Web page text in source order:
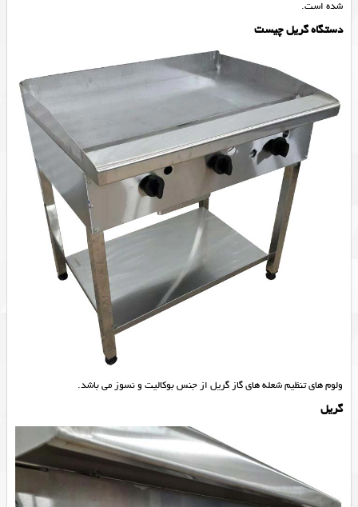
شده است.
دستگاه گریل چیست
ولوم های تنظیم شعله های گازگریلاز جنس بوکالیت و نسوز می باشد.
گریل